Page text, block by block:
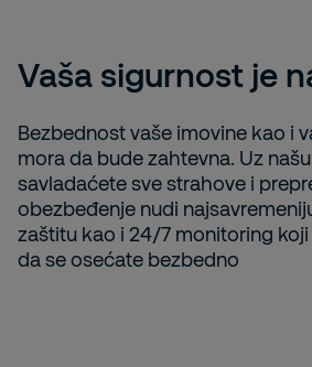
Vaša sigurnost je
Bezbednost vaše imovine kao i
mora da bude zahtevna. Uz
savladaćete sve strahove i
obezbeđenje nudi
zaštitu kao i 24/7 monitoring
da se osećate bezbedno